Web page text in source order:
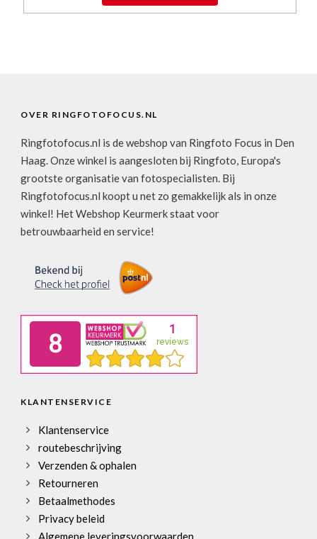
OVER RINGFOTOFOCUS.NL
Ringfotofocus.nl is de webshop van Ringfoto Focus in Den
Haag. Onze winkel is aangesloten bij Ringfoto, Europa's
grootste organisatie van fotospecialisten. Bij
Ringfotofocus.nl koopt u net zo gemakkelijk als in onze
winkel! Het Webshop Keurmerk staat voor
betrouwbaarheid en service!
KLANTENSERVICE
Klantenservice
routebeschrijving
Verzenden & ophalen
Retourneren
Betaalmethodes
Privacy beleid
Algemene leveringsvoorwaarden